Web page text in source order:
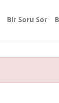
Bir Soru Sor